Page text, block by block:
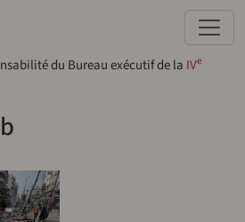
du Bureau exécutif de la IVe